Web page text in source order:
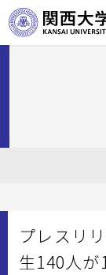
プレスリ
生140人が